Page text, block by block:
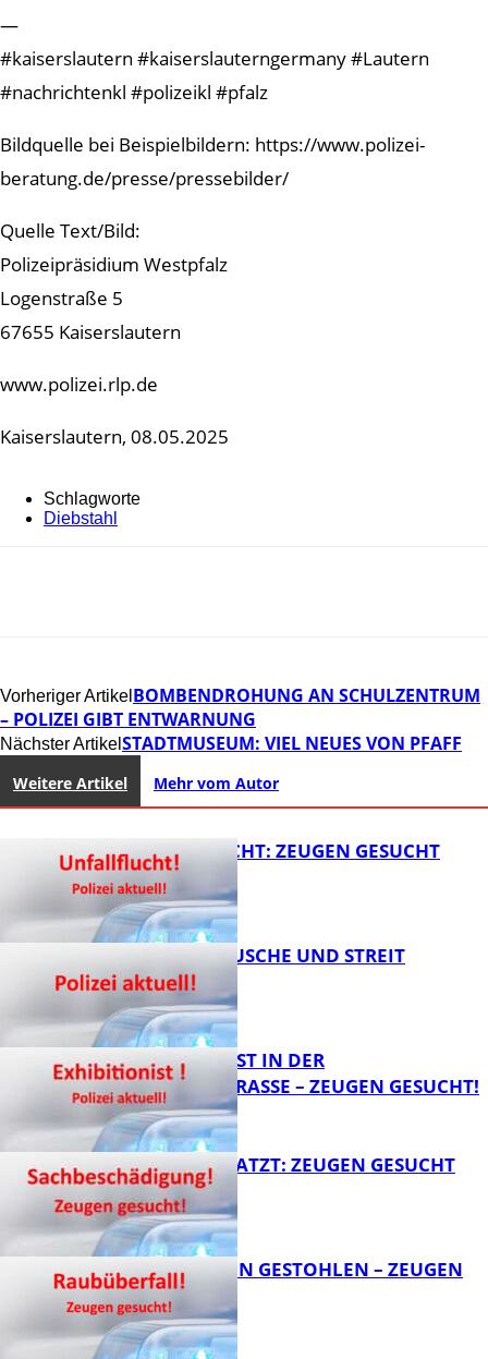
—
#kaiserslautern #kaiserslauterngermany #Lautern
#nachrichtenkl #polizeikl #pfalz
Bildquelle bei Beispielbildern: https://www.polizei-
beratung.de/presse/pressebilder/
Quelle Text/Bild:
Polizeipräsidium Westpfalz
Logenstraße 5
67655 Kaiserslautern
www.polizei.rlp.de
Kaiserslautern, 08.05.2025
Schlagworte
Diebstahl
Vorheriger Artikel BOMBENDROHUNG AN SCHULZENTRUM
– POLIZEI GIBT ENTWARNUNG
Nächster Artikel STADTMUSEUM: VIEL NEUES VON PFAFF
Weitere Artikel Mehr vom Autor
UNFALLFLUCHT: ZEUGEN GESUCHT
KNALLGERÄUSCHE UND STREIT
EXHIBITIONIST IN DER
VELMANNSTRASSE – ZEUGEN GESUCHT!
AUTO ZERKRATZT: ZEUGEN GESUCHT
TEURE KETTEN GESTOHLEN – ZEUGEN
GESUCHT!